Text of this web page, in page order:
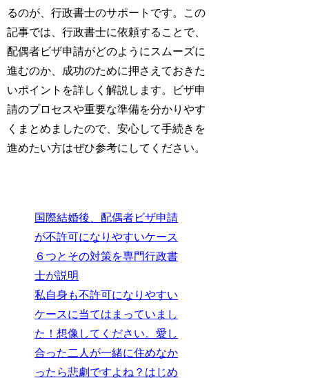
るのが、行政書士のサポート です。この
記事では、行政書士に依頼することで、
配偶者ビザ申請がどのようにスムーズに
進むのか、成功のために押さえておきた
いポイントを詳しく解説します。ビザ申
請のプロセスや重要な準備を分かりやす
くまとめましたので、安心して手続きを
進めたい方はぜひ参考にしてください。
国際結婚後、配偶者ビザ申請
が不許可になりやすいケース
６つとその対策を専門行政書
士が説明
私自身も不許可になりやすい
ケースに当てはまっていまし
た！想像してください。愛し
合った二人が一緒に住めなか
ったら悲劇ですよね？はじめ